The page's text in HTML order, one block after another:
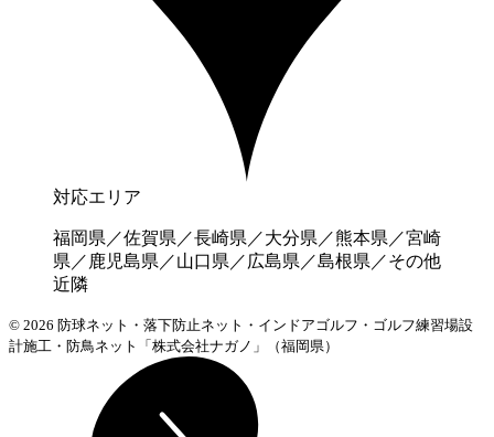
対応エリア
福岡県／佐賀県／長崎県／大分県／熊本県／宮崎
県／鹿児島県／山口県／広島県／島根県／その他
近隣
© 2026 防球ネット・落下防止ネット・インドアゴルフ・ゴルフ練習場設
計施工・防鳥ネット「株式会社ナガノ」（福岡県）